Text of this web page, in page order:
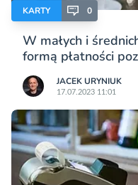
KARTY 0
W małych i
formą płatności
JACEK URYNIUK
17.07.2023 11:01